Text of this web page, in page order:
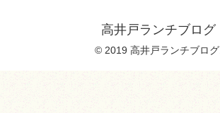
高井戸ランチブログ
© 2019 高井戸ランチブログ.